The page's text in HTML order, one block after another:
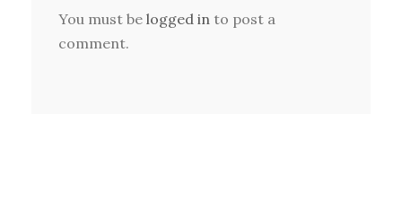
You must be logged in to post a
comment.